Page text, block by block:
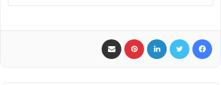
فیس بوک ‫پین‌ترست